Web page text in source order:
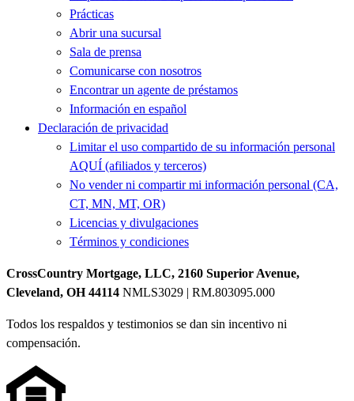
Prácticas
Abrir una sucursal
Sala de prensa
Comunicarse con nosotros
Encontrar un agente de préstamos
Información en español
Declaración de privacidad
Limitar el uso compartido de su información personal
AQUÍ (afiliados y terceros)
No vender ni compartir mi información personal (CA,
CT, MN, MT, OR)
Licencias y divulgaciones
Términos y condiciones
CrossCountry Mortgage, LLC, 2160 Superior Avenue,
Cleveland, OH 44114 NMLS3029 | RM.803095.000
Todos los respaldos y testimonios se dan sin incentivo ni
compensación.